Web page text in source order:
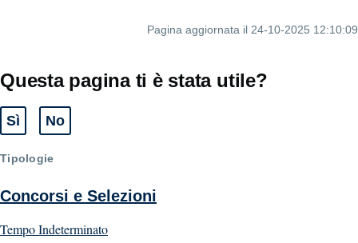
Pagina aggiornata il 24-10-2025 12:10:09
Questa pagina ti è stata utile?
Sì
Tipologie
Concorsi e Selezioni
Tempo Indeterminato